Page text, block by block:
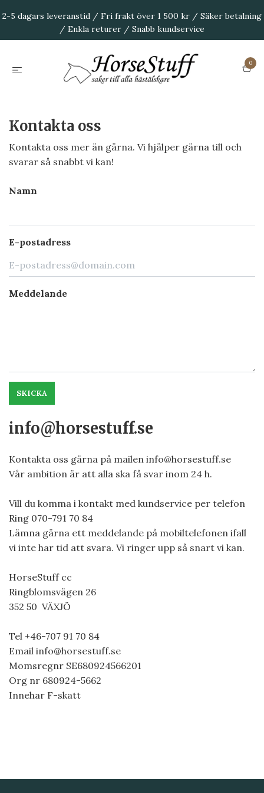
2-5 dagars leveranstid / Fri frakt över 1 500 kr / Säker betalning
/ Enkla returer / Snabb kundservice
0
Kontakta oss
Kontakta oss mer än gärna. Vi hjälper gärna till och
svarar så snabbt vi kan!
Namn
E-postadress
Meddelande
SKICKA
info@horsestuff.se
Kontakta oss gärna på mailen info@horsestuff.se
Vår ambition är att alla ska få svar inom 24 h.
Vill du komma i kontakt med kundservice per telefon
Ring 070-791 70 84
Lämna gärna ett meddelande på mobiltelefonen ifall
vi inte har tid att svara. Vi ringer upp så snart vi kan.
HorseStuff cc
Ringblomsvägen 26
352 50 VÄXJÖ
Tel +46-707 91 70 84
Email info@horsestuff.se
Momsregnr SE680924566201
Org nr 680924-5662
Innehar F-skatt